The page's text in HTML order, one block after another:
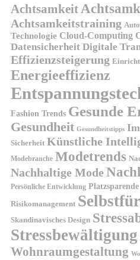
Achtsamkeit
Achtsamkeitstraining
Technologie Cloud-Computing
Datensicherheit Digitale
Effizienzsteigerung
Energieeffizienz
Fashion Trends Gesunde
Gesundheit Gesundheitstipps
Sicherheit Künstliche
Modebranche Modetrends
Nachhaltige Mode
Persönliche Entwicklung
Risikomanagement
Skandinavisches Design
Stressbewältigung
Wohnraumgestaltung